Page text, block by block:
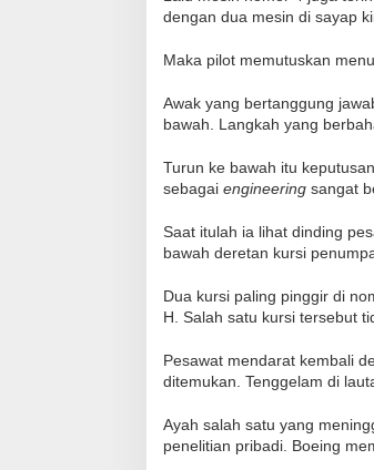
dengan dua mesin di sayap
Maka pilot memutuskan
Awak yang bertanggung
bawah. Langkah yang
Turun ke bawah itu
sebagai engineering sangat
Saat itulah ia lihat dinding
bawah deretan kursi
Dua kursi paling pinggir di
H. Salah satu kursi tersebut
Pesawat mendarat kembali
ditemukan. Tenggelam di
Ayah salah satu yang
penelitian pribadi. Boeing